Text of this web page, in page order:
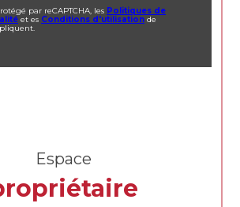
par reCAPTCHA, les Politiques de
et es Conditions d'utilisation de
Espace